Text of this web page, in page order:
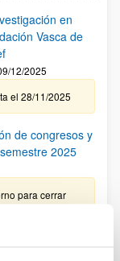
en
Vasca de
12/2025
el 28/11/2025
de congresos y
2025
para cerrar